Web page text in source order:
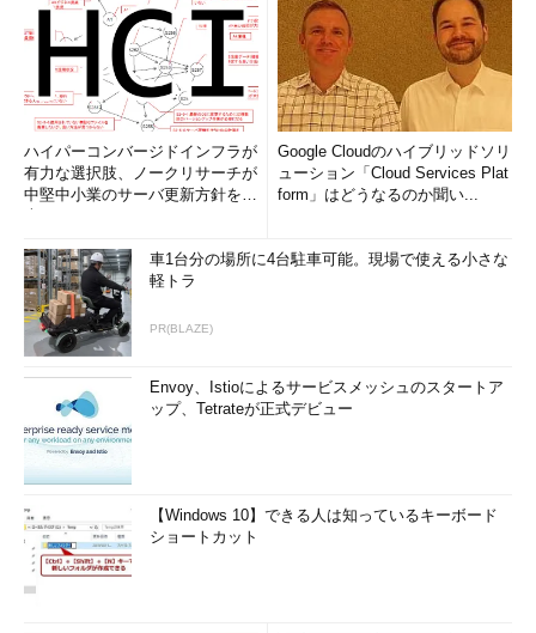
ハイパーコンバージドインフラが
有力な選択肢、ノークリサーチが
中堅中小業のサーバ更新方針を調
Google Cloudのハイブリッドソリ
ューション「Cloud Services Plat
form」はどうなるのか聞い...
車1台分の場所に4台駐車可能。現場で使える小さな
軽トラ
PR(BLAZE)
Envoy、Istioによるサービスメッシュのスタートア
ップ、Tetrateが正式デビュー
【Windows 10】できる人は知っているキーボード
ショートカット